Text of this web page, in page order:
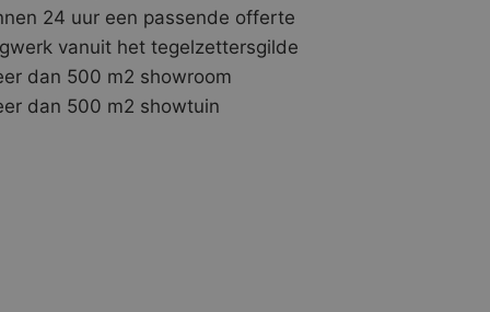
24 uur een passende offerte
vanuit het tegelzettersgilde
dan 500 m2 showroom
dan 500 m2 showtuin